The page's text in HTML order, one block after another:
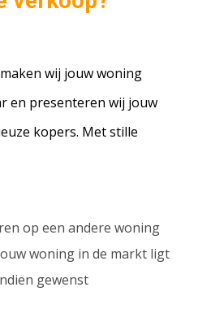
wij jouw woning
en presenteren wij jouw
kopers. Met stille
op een andere woning
woning in de markt ligt
gewenst